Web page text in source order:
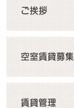
ご挨拶
空室賃貸募集
賃貸管理